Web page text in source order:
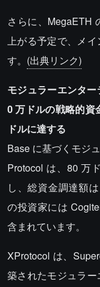
さらに、MegaETH
上がる予定で、メ
す。 (出典リンク)
モジュラーエンタ
0 万ドルの戦略的資
ドルに達する
Base に基づくモジ
Protocol は、80 万
し、総資金調達額
の投資家には
含まれています。
XProtocol は、
築されたモジュラー